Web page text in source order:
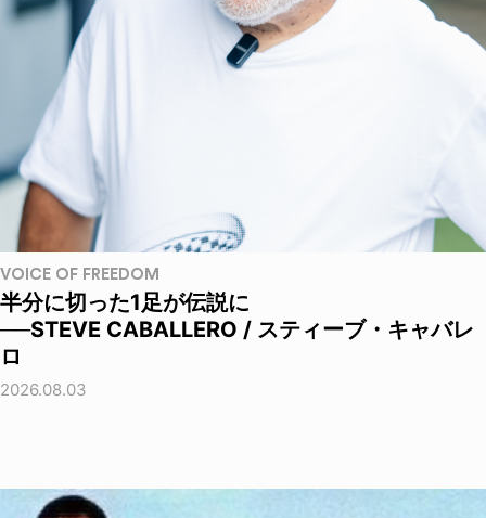
VOICE OF FREEDOM
半分に切った1足が伝説に
──STEVE CABALLERO / スティーブ・キャバレ
ロ
2026.08.03